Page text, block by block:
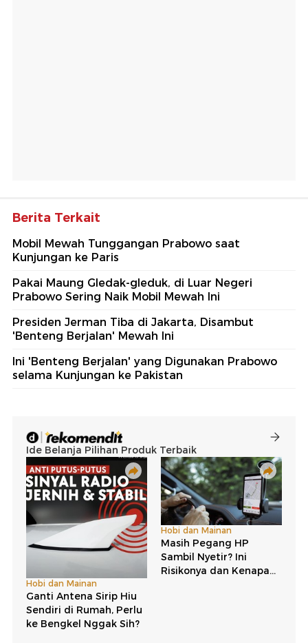
Berita Terkait
Mobil Mewah Tunggangan Prabowo saat
Kunjungan ke Paris
Pakai Maung Gledak-gleduk, di Luar Negeri
Prabowo Sering Naik Mobil Mewah Ini
Presiden Jerman Tiba di Jakarta, Disambut
'Benteng Berjalan' Mewah Ini
Ini 'Benteng Berjalan' yang Digunakan Prabowo
selama Kunjungan ke Pakistan